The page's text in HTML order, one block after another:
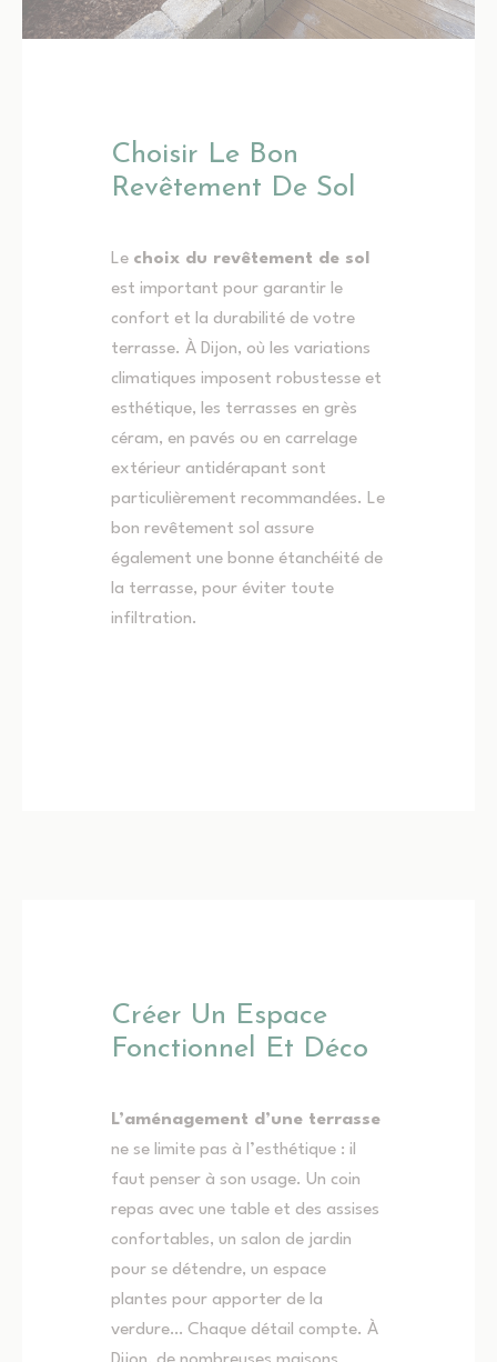
Choisir Le Bon
Revêtement De Sol
Le choix du revêtement de sol
est important pour garantir le
confort et la durabilité de votre
terrasse. À Dijon, où les variations
climatiques imposent robustesse et
esthétique, les terrasses en grès
céram, en pavés ou en carrelage
extérieur antidérapant sont
particulièrement recommandées. Le
bon revêtement sol assure
également une bonne étanchéité de
la terrasse, pour éviter toute
infiltration.
Créer Un Espace
Fonctionnel Et Déco
L’aménagement d’une terrasse
ne se limite pas à l’esthétique : il
faut penser à son usage. Un coin
repas avec une table et des assises
confortables, un salon de jardin
pour se détendre, un espace
plantes pour apporter de la
verdure… Chaque détail compte. À